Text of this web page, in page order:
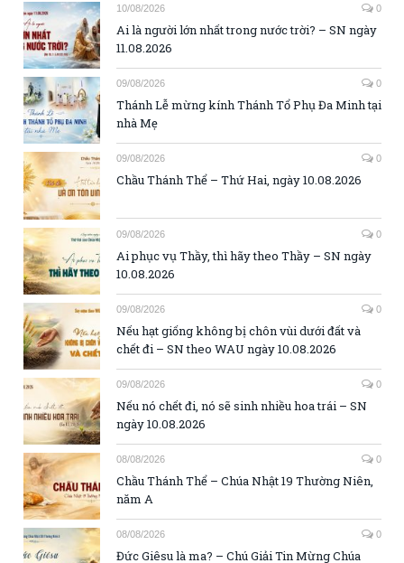
10/08/2026 0
Ai là người lớn nhất trong nước trời? – SN ngày
11.08.2026
09/08/2026 0
Thánh Lễ mừng kính Thánh Tổ Phụ Đa Minh tại
nhà Mẹ
09/08/2026 0
Chầu Thánh Thể – Thứ Hai, ngày 10.08.2026
09/08/2026 0
Ai phục vụ Thầy, thì hãy theo Thầy – SN ngày
10.08.2026
09/08/2026 0
Nếu hạt giống không bị chôn vùi dưới đất và
chết đi – SN theo WAU ngày 10.08.2026
09/08/2026 0
Nếu nó chết đi, nó sẽ sinh nhiều hoa trái – SN
ngày 10.08.2026
08/08/2026 0
Chầu Thánh Thể – Chúa Nhật 19 Thường Niên,
năm A
08/08/2026 0
Đức Giêsu là ma? – Chú Giải Tin Mừng Chúa